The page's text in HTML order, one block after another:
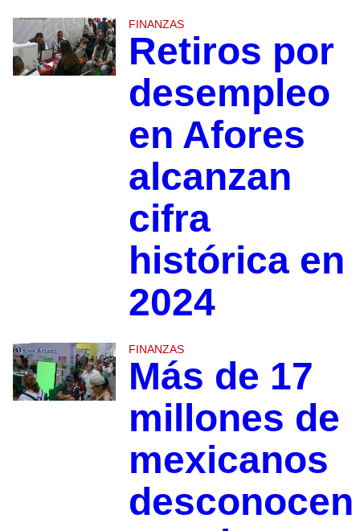
FINANZAS
Retiros por
desempleo
en Afores
alcanzan
cifra
histórica en
2024
FINANZAS
Más de 17
millones de
mexicanos
desconocen